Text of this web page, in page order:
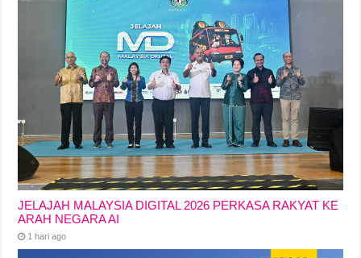
JELAJAH MALAYSIA DIGITAL 2026 PERKASA RAKYAT KE
ARAH NEGARA AI
1 hari ago